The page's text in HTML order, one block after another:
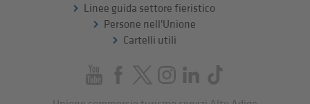
Linee guida settore fieristico
Persone nell'Unione
Cartelli utili